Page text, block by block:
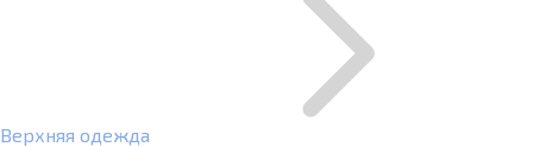
Верхняя одежда